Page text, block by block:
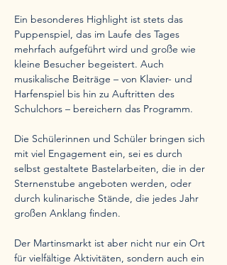
Ein besonderes Highlight ist stets das
Puppenspiel, das im Laufe des Tages
mehrfach aufgeführt wird und große wie
kleine Besucher begeistert. Auch
musikalische Beiträge – von Klavier- und
Harfenspiel bis hin zu Auftritten des
Schulchors – bereichern das Programm.
Die Schülerinnen und Schüler bringen sich
mit viel Engagement ein, sei es durch
selbst gestaltete Bastelarbeiten, die in der
Sternenstube angeboten werden, oder
durch kulinarische Stände, die jedes Jahr
großen Anklang finden.
Der Martinsmarkt ist aber nicht nur ein Ort
für vielfältige Aktivitäten, sondern auch ein